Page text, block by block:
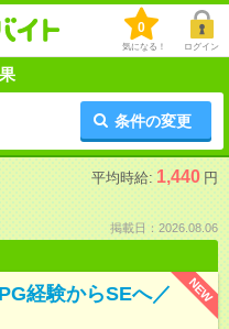
0
気になる！ ログイン
条件の変更
平均時給: 1,440 円
掲載日：2026.08.06
NEW
経験からSEへ／